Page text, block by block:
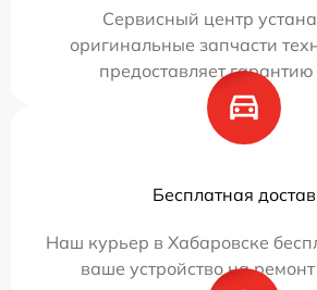
Сервисный центр
оригинальные запчасти
предоставляет гарантию
Бесплатная
Наш курьер в Хабаровске
ваше устройство на